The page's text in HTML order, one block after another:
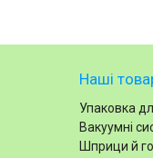
Наші
Упаковка
Вакуумні
Шприци й